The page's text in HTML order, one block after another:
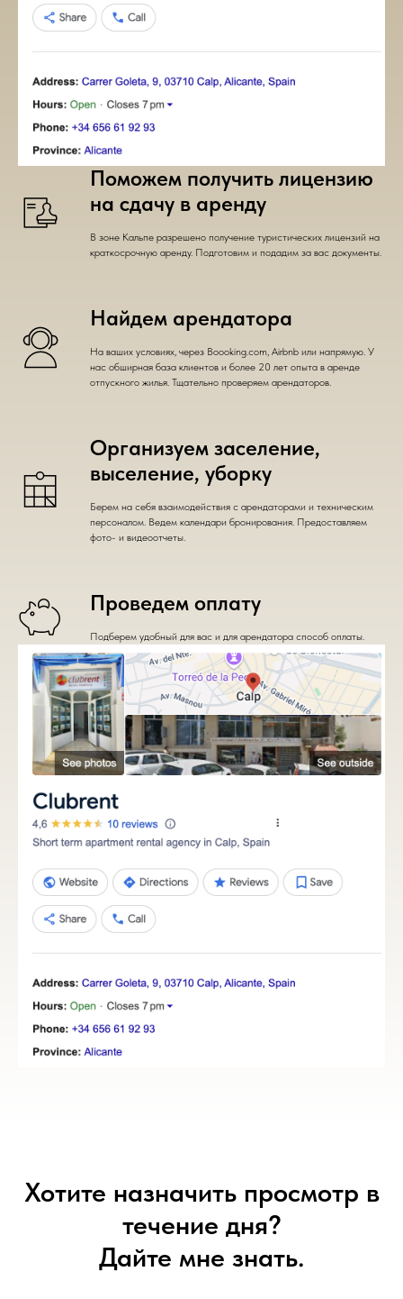
Поможем получить лицензию
на сдачу в аренду
В зоне Кальпе разрешено получение туристических лицензий на
краткосрочную аренду. Подготовим и подадим за вас документы.
Найдем арендатора
На ваших условиях, через Boooking.com, Airbnb или напрямую. У
нас обширная база клиентов и более 20 лет опыта в аренде
отпускного жилья. Тщательно проверяем арендаторов.
Организуем заселение,
выселение, уборку
Берем на себя взаимодействия с арендаторами и техническим
персоналом. Ведем календари бронирования. Предоставляем
фото- и видеоотчеты.
Проведем оплату
Подберем удобный для вас и для арендатора способ оплаты.
Хотите назначить просмотр в
течение дня?
Дайте мне знать.